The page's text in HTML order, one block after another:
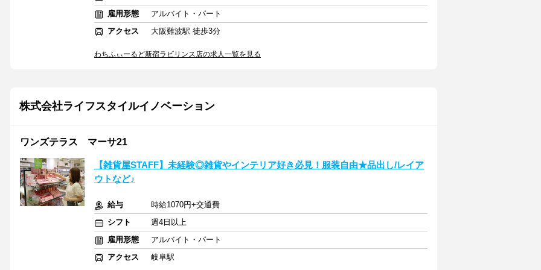
雇用形態
アルバイト・パート
アクセス
大阪難波駅 徒歩3分
わちふぃーるど新宿ラビリンス店の求人一覧を見る
株式会社ライフスタイルイノベーション
ワンズテラス マーサ21
【雑貨屋STAFF】未経験◎雑貨やインテリア好き必見！服装自由★品出し/レイア
ウトなど♪
給与
時給1070円+交通費
シフト
週4日以上
雇用形態
アルバイト・パート
アクセス
岐阜駅